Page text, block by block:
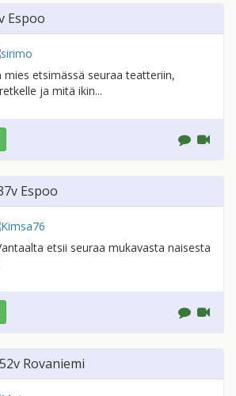
Espoo
mies etsimässä seuraa teatteriin,
ja mitä ikin...
Espoo
etsii seuraa mukavasta naisesta
Rovaniemi